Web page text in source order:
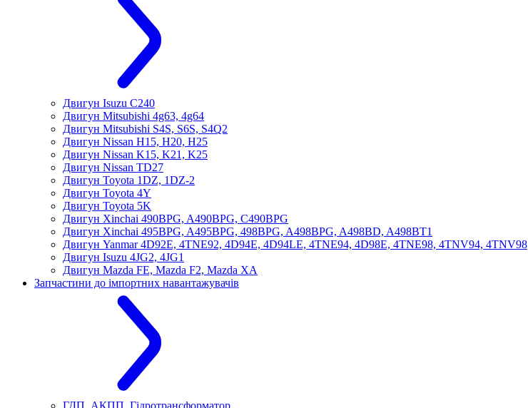
Двигун Isuzu C240
Двигун Mitsubishi 4g63, 4g64
Двигун Mitsubishi S4S, S6S, S4Q2
Двигун Nissan H15, H20, H25
Двигун Nissan K15, K21, K25
Двигун Nissan TD27
Двигун Toyota 1DZ, 1DZ-2
Двигун Toyota 4Y
Двигун Toyota 5K
Двигун Xinchai 490BPG, A490BPG, C490BPG
Двигун Xinchai 495BPG, A495BPG, 498BPG, A498BPG, A498BD, A498BT1
Двигун Yanmar 4D92E, 4TNE92, 4D94E, 4D94LE, 4TNE94, 4D98E, 4TNE98, 4TNV94, 4TNV98
Двигун Isuzu 4JG2, 4JG1
Двигун Mazda FE, Mazda F2, Mazda XA
Запчастини до імпортних навантажувачів